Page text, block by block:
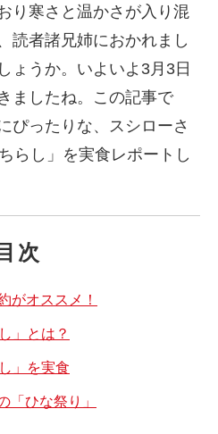
り寒さと温かさが入り混
読者諸兄姉におかれまし
ょうか。いよいよ3月3日
ましたね。この記事で
ぴったりな、スシローさ
らし」を実食レポートし
目次
がオススメ！
」とは？
」を実食
「ひな祭り」